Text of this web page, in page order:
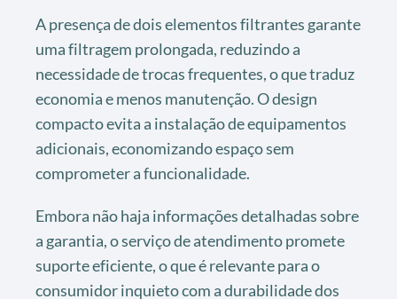
A presença de dois elementos filtrantes garante
uma filtragem prolongada, reduzindo a
necessidade de trocas frequentes, o que traduz
economia e menos manutenção. O design
compacto evita a instalação de equipamentos
adicionais, economizando espaço sem
comprometer a funcionalidade.
Embora não haja informações detalhadas sobre
a garantia, o serviço de atendimento promete
suporte eficiente, o que é relevante para o
consumidor inquieto com a durabilidade dos